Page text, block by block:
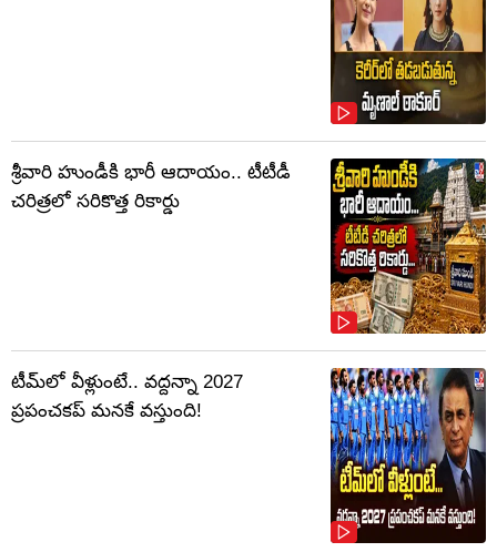
శ్రీవారి హుండీకి భారీ ఆదాయం.. టీటీడీ
చరిత్రలో సరికొత్త రికార్డు
టీమ్‌లో వీళ్లుంటే.. వద్దన్నా 2027
ప్రపంచకప్‌ మనకే వస్తుంది!